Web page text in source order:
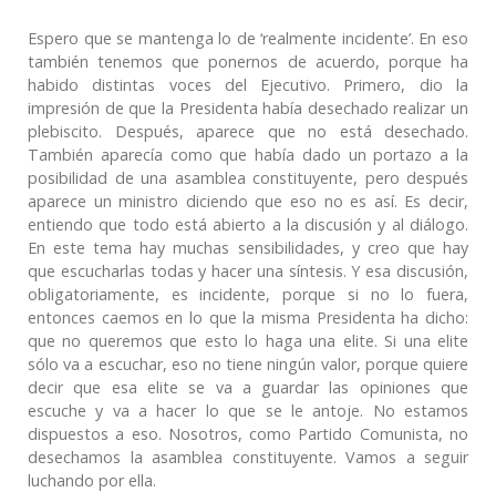
Espero que se mantenga lo de ‘realmente incidente’. En eso
también tenemos que ponernos de acuerdo, porque ha
habido distintas voces del Ejecutivo. Primero, dio la
impresión de que la Presidenta había desechado realizar un
plebiscito. Después, aparece que no está desechado.
También aparecía como que había dado un portazo a la
posibilidad de una asamblea constituyente, pero después
aparece un ministro diciendo que eso no es así. Es decir,
entiendo que todo está abierto a la discusión y al diálogo.
En este tema hay muchas sensibilidades, y creo que hay
que escucharlas todas y hacer una síntesis. Y esa discusión,
obligatoriamente, es incidente, porque si no lo fuera,
entonces caemos en lo que la misma Presidenta ha dicho:
que no queremos que esto lo haga una elite. Si una elite
sólo va a escuchar, eso no tiene ningún valor, porque quiere
decir que esa elite se va a guardar las opiniones que
escuche y va a hacer lo que se le antoje. No estamos
dispuestos a eso. Nosotros, como Partido Comunista, no
desechamos la asamblea constituyente. Vamos a seguir
luchando por ella.